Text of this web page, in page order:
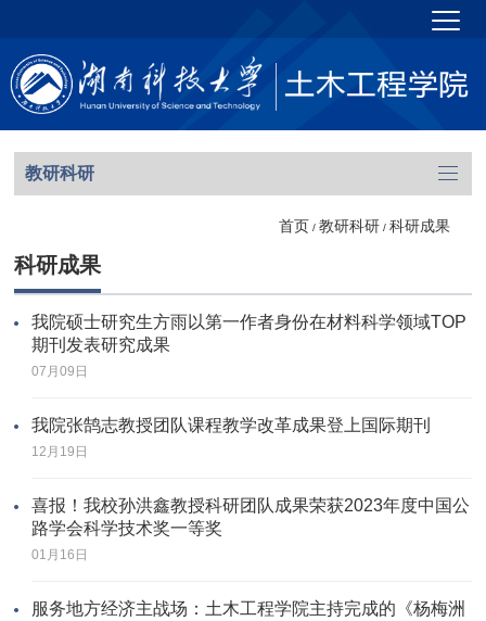
教研科研
首页 / 教研科研/ 科研成果
科研成果
我院硕士研究生​方雨以第一作者身份在材料科学领域TOP
期刊发表研究成果
07月09日
我院张鹄志教授团队课程教学改革成果登上国际期刊
12月19日
喜报！我校孙洪鑫教授科研团队成果荣获2023年度中国公
路学会科学技术奖一等奖
01月16日
服务地方经济主战场：土木工程学院主持完成的《杨梅洲